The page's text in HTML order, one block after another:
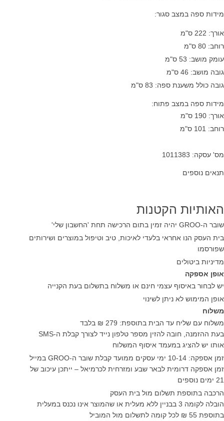
מידות ספה במצב סגור:
אורך: 222 ס"מ
רוחב: 80 ס"מ
עומק מושב: 53 ס"מ
גובה מושב: 46 ס"מ
גובה כולל משענת ספה: 83 ס"מ
מידות ספה במצב פתוח:
אורך: 190 ס"מ
רוחב: 101 ס"מ
מס' עסקה: 1011383
תנאים נוספים
האותיות הקטנות
שובר ה-GROO יהיה זמין בתום הרכישה תחת 'החשבון שלי'
בית העסק הנו אחראי בלעדי לאיכות, טיב וטיפול במוצרים ושירותים
שפורסמו
מדיניות ביטולים
אופן אספקה
יש לבחור באיסוף עצמי חינם או משלוח בתשלום בעת הקנייה
אופן המימוש לא ניתן לשינוי
משלוח
משלוח עם שליח עד הבית בתוספת: 279 ₪ בלבד
בעת ההזמנה, חובה להזין מספר טלפון נייד לצורך קבלת ה-SMS
אותו יש להציג במעמד איסוף המשלוח
זמן אספקה: 10-14 ימי עסקים ממועד קבלת שובר ה-GROO במייל
זמן אספקה דרומית לבאר שבע ומזרחית לכרמיאל – ייתכן עיכוב של
21 ימים נוספים
הרכבה בתוספת תשלום מול בית העסק
הובלה לקומה 3 בבניין ללא מעלית או שהמוצר אינו נכנס במעלית
בתוספת 55 ₪ לכל קומה לתשלום מול המוביל